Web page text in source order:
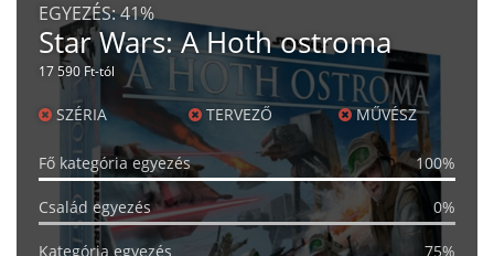
EGYEZÉS:41%
Star Wars: A Hoth ostroma
17 590 Ft-tól
SZÉRIA TERVEZŐ MŰVÉSZ
Fő kategória egyezés 100%
Család egyezés 0%
Kategória egyezés
75%